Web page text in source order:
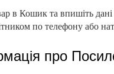
в Кошик та впишіть
по телефону або
про